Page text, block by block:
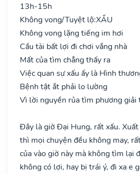
13h-15h
Không vong/Tuyệt lộ:XẤU
Không vong lặng tiếng im hơi
Cầu tài bất lợi đi chơi vắng nhà
Mất của tìm chẳng thấy ra
Việc quan sự xấu ấy là Hình
Bệnh tật ắt phải lo lường
Vì lời nguyền rủa tìm phương giải
Đây là giờ Đại Hung, rất xấu.
thì mọi chuyện đều không may,
của vào giờ này mà không tìm lại
không có lợi, hay bị trái ý, đi xa e